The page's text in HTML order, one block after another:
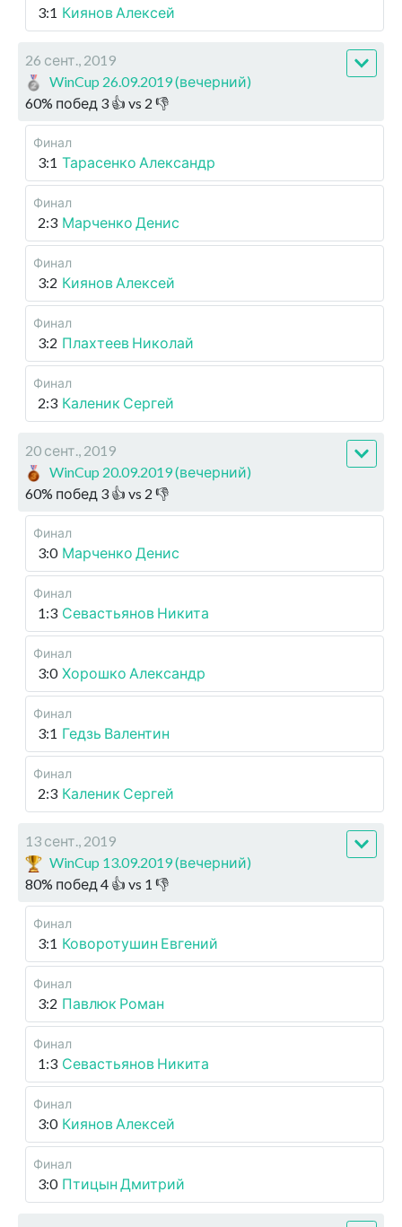
3:1 Киянов Алексей
26 сент., 2019
WinCup 26.09.2019 (вечерний)
60% побед 3 👍 vs 2 👎
Финал
3:1 Тарасенко Александр
Финал
2:3 Марченко Денис
Финал
3:2 Киянов Алексей
Финал
3:2 Плахтеев Николай
Финал
2:3 Каленик Сергей
20 сент., 2019
WinCup 20.09.2019 (вечерний)
60% побед 3 👍 vs 2 👎
Финал
3:0 Марченко Денис
Финал
1:3 Севастьянов Никита
Финал
3:0 Хорошко Александр
Финал
3:1 Гедзь Валентин
Финал
2:3 Каленик Сергей
13 сент., 2019
WinCup 13.09.2019 (вечерний)
80% побед 4 👍 vs 1 👎
Финал
3:1 Коворотушин Евгений
Финал
3:2 Павлюк Роман
Финал
1:3 Севастьянов Никита
Финал
3:0 Киянов Алексей
Финал
3:0 Птицын Дмитрий